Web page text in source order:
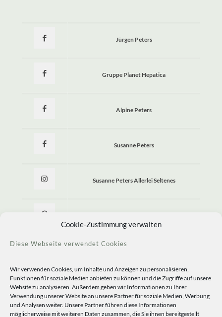
Cookie-Zustimmung verwalten
Diese Webseite verwendet Cookies
Wir verwenden Cookies, um Inhalte und Anzeigen zu personalisieren,
Funktionen für soziale Medien anbieten zu können und die Zugriffe auf unsere
Website zu analysieren. Außerdem geben wir Informationen zu Ihrer
Verwendung unserer Website an unsere Partner für soziale Medien, Werbung
und Analysen weiter. Unsere Partner führen diese Informationen
möglicherweise mit weiteren Daten zusammen, die Sie ihnen bereitgestellt
Jürgen Peters
Gruppe Planet Hepatica
Alpine Peters
Susanne Peters
Susanne Peters Allerlei Seltenes